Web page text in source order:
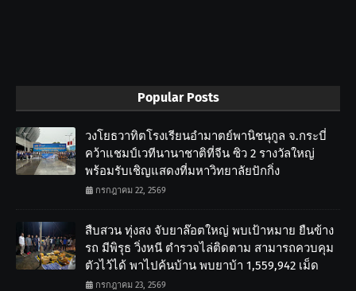
Popular Posts
วงโยธวาทิตโรงเรียนอำมาตย์พานิชนุกูล จ.กระบี่
คว้าแชมป์เวทีนานาชาติที่จีน ซิว 2 รางวัลใหญ่
พร้อมรับเชิญแสดงที่มหาวิทยาลัยปักกิ่ง
กรกฎาคม 22, 2569
สืบสวน ทุ่งสง จับยาล๊อตใหญ่ พบเป้าหมาย ยืนข้าง
รถ มีพิรุธ วิ่งหนี ตำรวจไล่ติดตาม สามารถควบคุม
ตัวไว้ได้ พาไปค้นบ้าน พบยาบ้า 1,559,942 เม็ด
กรกฎาคม 23, 2569